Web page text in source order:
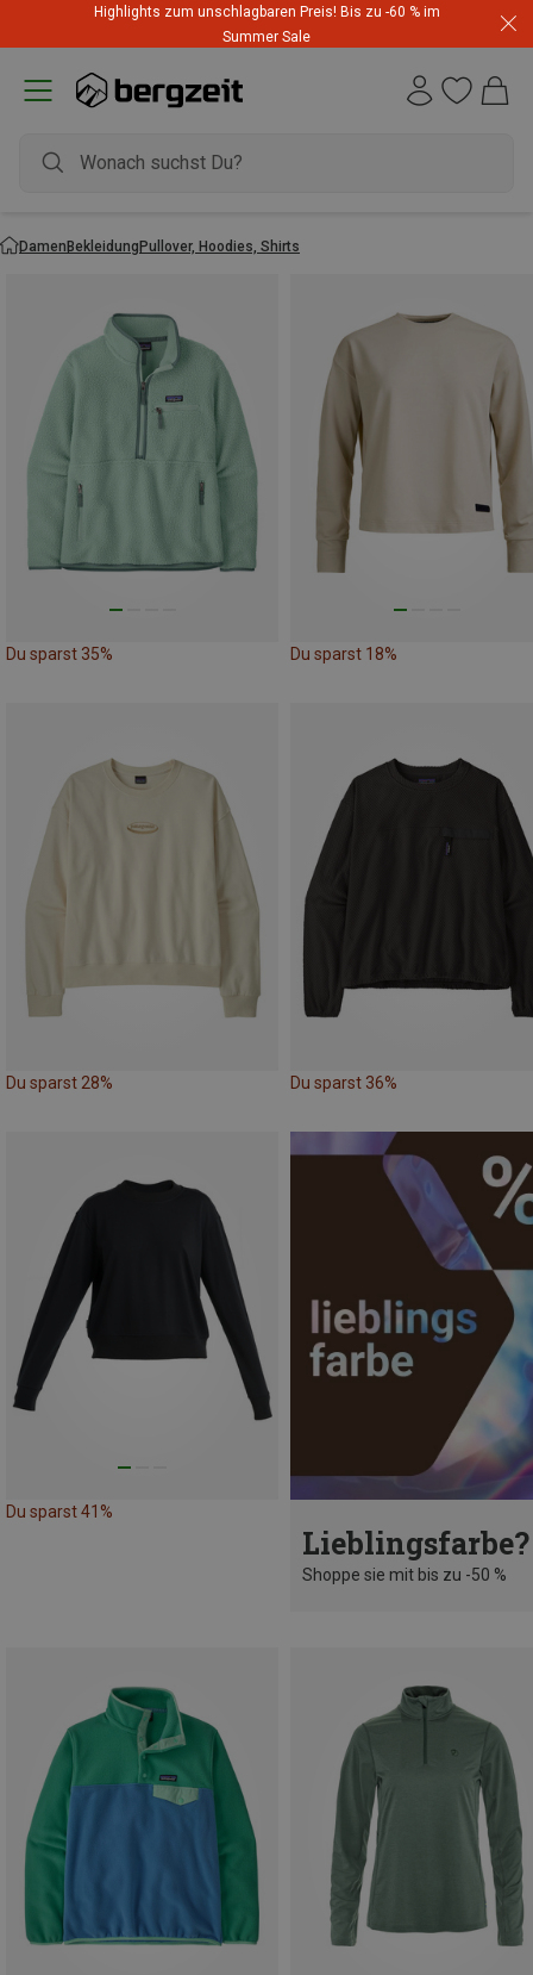
Highlights zum unschlagbaren Preis! Bis zu -60 % im
Summer Sale
DamenBekleidungPullover, Hoodies, Shirts
Du sparst 35% Du sparst 18%
Du sparst 28% Du sparst 36%
Du sparst 41%
Lieblingsfarbe?
Shoppe sie mit bis zu -50 %